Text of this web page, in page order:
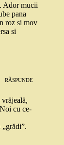
Ador mucii
pana
roz si mov
si
RĂSPUNDE
cu ce-
„grădi”.